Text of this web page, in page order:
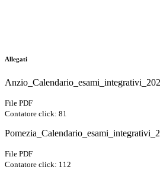
Allegati
File PDF
Contatore click: 81
File PDF
Contatore click: 112